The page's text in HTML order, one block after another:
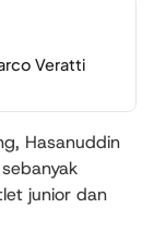
Veratti
Hasanuddin
junior dan